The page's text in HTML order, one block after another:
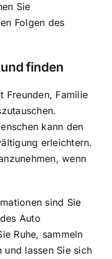
Sie
Folgen des
finden
Freunden, Familie
kann den
erleichtern.
wenn
sind Sie
Auto
Ruhe, sammeln
und lassen Sie sich